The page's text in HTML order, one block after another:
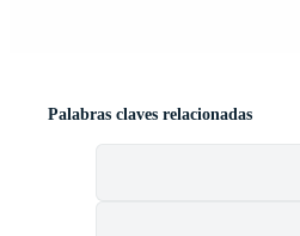
Palabras claves relacionadas